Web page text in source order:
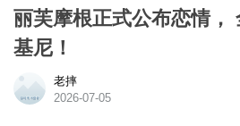
丽芙摩根正式公布恋情，
基尼！
老摔
2026-07-05